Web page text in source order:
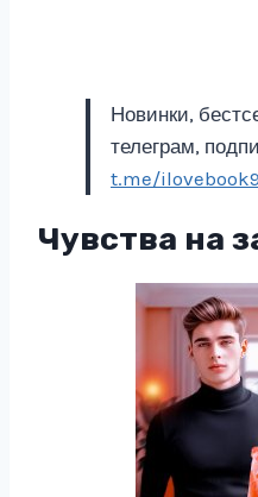
Новинки,
телеграм,
t.me/
Чувства на